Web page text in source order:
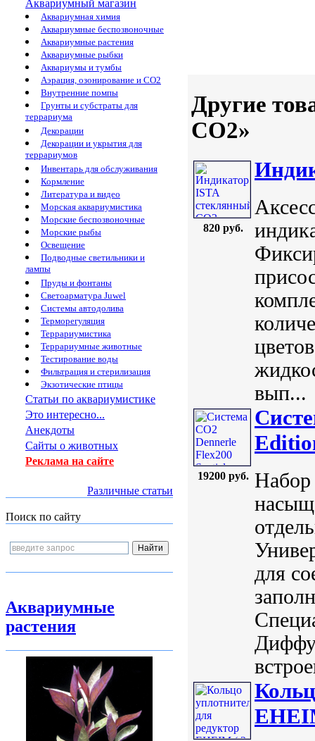
Аквариумный магазин
Аквариумная химия
Аквариумные беспозвоночные
Аквариумные растения
Аквариумные рыбки
Аквариумы и тумбы
Аэрация, озонирование и CO2
Внутренние помпы
Грунты и субстраты для
террариума
Декорации
Декорации и укрытия для
террариумов
Инвентарь для обслуживания
Кормление
Литература и видео
Морская аквариумистика
Морские беспозвоночные
Морские рыбы
Освещение
Подводные светильники и
лампы
Пруды и фонтаны
Светоарматура Juwel
Системы автодолива
Терморегуляция
Террариумистика
Террариумные животные
Тестирование воды
Фильтрация и стерилизация
Экзотические птицы
Статьи по аквариумистике
Это интересно...
Анекдоты
Сайты о животных
Реклама на сайте
Различные статьи
Поиск по сайту
Аквариумные
растения
Другие
CO2»
820 руб.
вып...
19200 руб. Набор
для